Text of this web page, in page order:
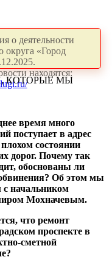
о деятельности
округа «Город
находятся:
КОТОРЫЕ МЫ
время много
поступает в адрес
состоянии
дорог. Почему так
обоснованы ли
Об этом мы
с начальником
Мохначевым.
что ремонт
проспекте в
сметной